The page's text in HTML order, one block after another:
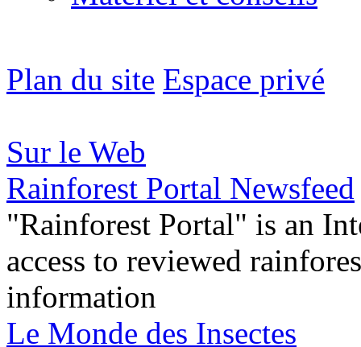
Plan du site Espace privé
Sur le Web
Rainforest Portal Newsfeed
"Rainforest Portal" is an
access to reviewed
information
Le Monde des Insectes